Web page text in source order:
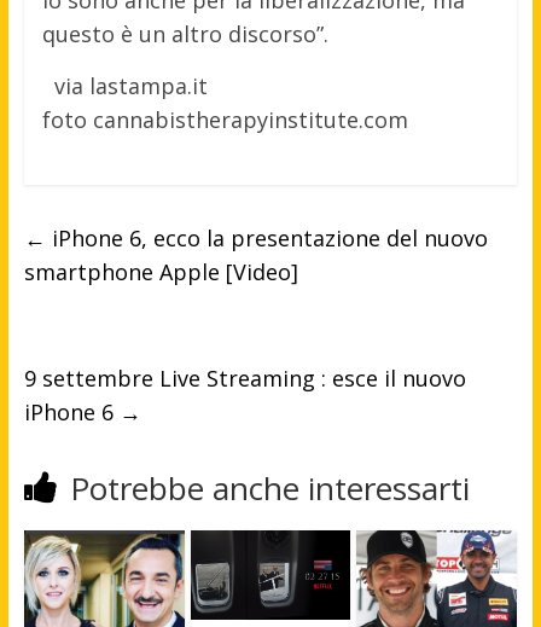
questo è un altro discorso”.
via lastampa.it
foto cannabistherapyinstitute.com
← iPhone 6, ecco la presentazione del nuovo
smartphone Apple [Video]
9 settembre Live Streaming : esce il nuovo
iPhone 6 →
Potrebbe anche interessarti